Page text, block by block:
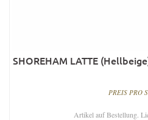
SHOREHAM LATTE
PREIS PRO
Artikel auf Bestellung.